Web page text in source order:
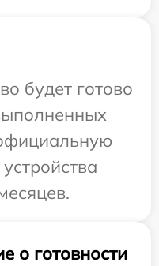
будет готово
о готовности